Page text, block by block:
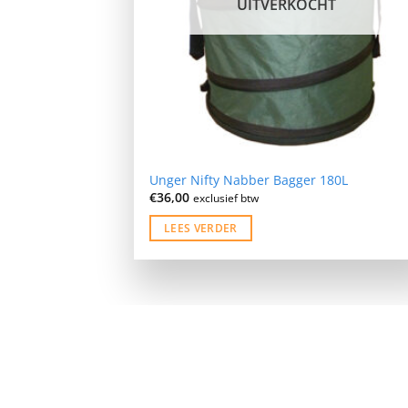
UITVERKOCHT
Unger Nifty Nabber Bagger 180L
€36,00 exclusief btw
LEES VERDER